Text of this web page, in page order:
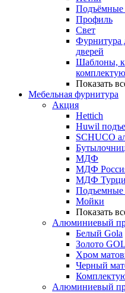
Подъёмные
Профиль
Свет
Фурнитура
дверей
Шаблоны,
Показать
Мебельная фурнитура
Акция
Hettich
Huwil
SCHUCO
МДФ
МДФ
МДФ
Подъемные
Мойки
Показать
Алюминиевый
Белый Gola
Золото
Хром
Черный
Алюминиевый